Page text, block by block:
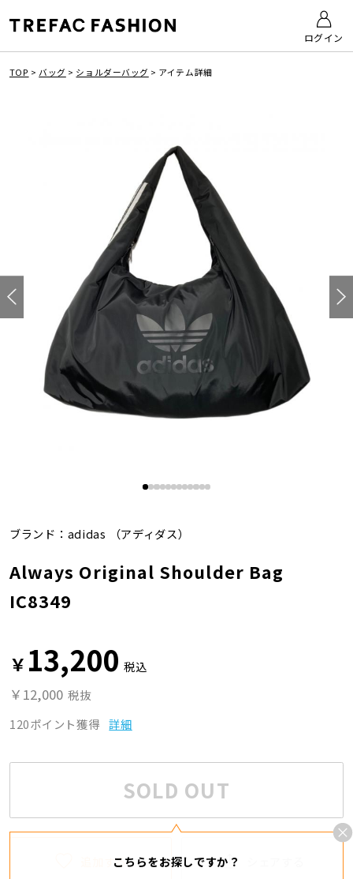
ログイン
TOP >バッグ > ショルダーバッグ > アイテム詳細
ブランド： adidas （アディダス）
Always Original Shoulder Bag
IC8349
￥ 13,200 税込
￥12,000 税抜
120ポイント獲得 詳細
SOLD OUT
こちらをお探しですか？
追加する